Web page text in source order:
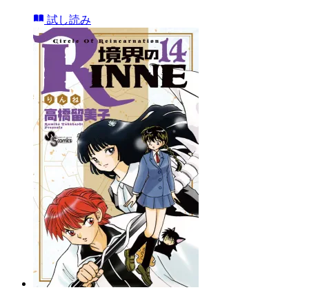
試し読み